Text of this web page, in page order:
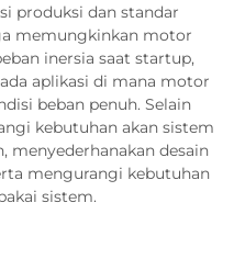
produksi dan standar
memungkinkan motor
inersia saat startup,
aplikasi di mana motor
beban penuh. Selain
kebutuhan akan sistem
menyederhanakan desain
mengurangi kebutuhan
sistem.